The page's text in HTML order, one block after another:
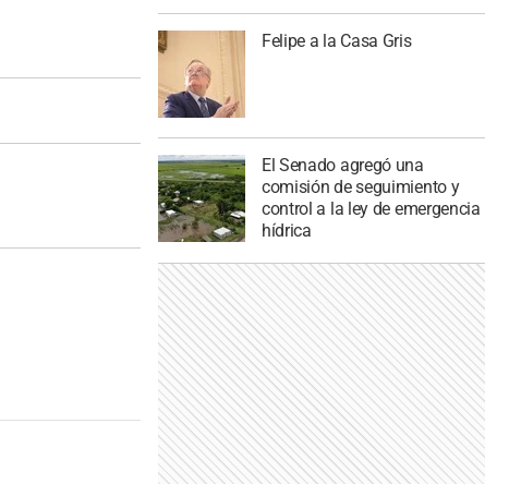
Felipe a la Casa Gris
El Senado agregó una
comisión de seguimiento y
control a la ley de emergencia
hídrica